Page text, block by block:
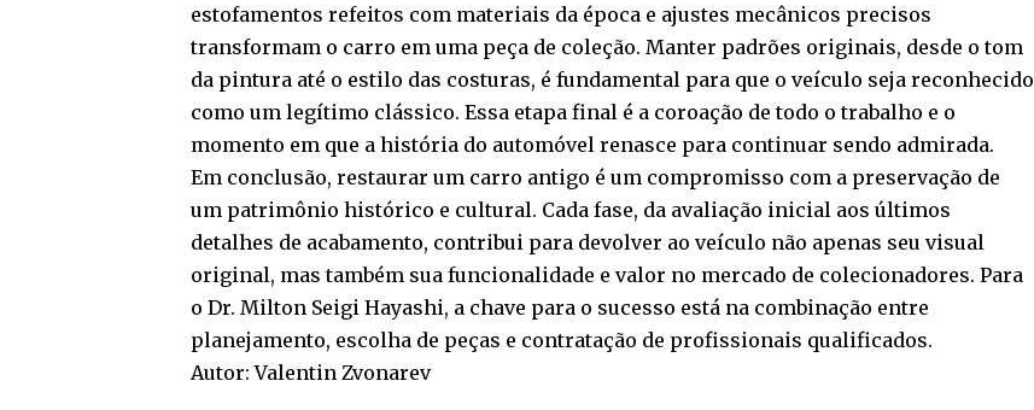
estofamentos refeitos com materiais da época e ajustes mecânicos precisos
transformam o carro em uma peça de coleção. Manter padrões originais, desde o tom
da pintura até o estilo das costuras, é fundamental para que o veículo seja reconhecido
como um legítimo clássico. Essa etapa final é a coroação de todo o trabalho e o
momento em que a história do automóvel renasce para continuar sendo admirada.
Em conclusão, restaurar um carro antigo é um compromisso com a preservação de
um patrimônio histórico e cultural. Cada fase, da avaliação inicial aos últimos
detalhes de acabamento, contribui para devolver ao veículo não apenas seu visual
original, mas também sua funcionalidade e valor no mercado de colecionadores. Para
o Dr. Milton Seigi Hayashi, a chave para o sucesso está na combinação entre
planejamento, escolha de peças e contratação de profissionais qualificados.
Autor: Valentin Zvonarev